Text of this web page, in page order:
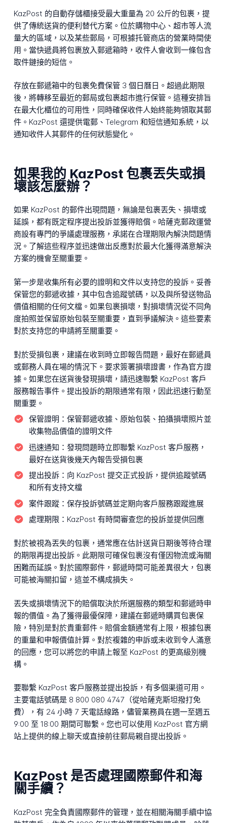
KazPost 的自動存儲櫃接受最大重量為 20 公斤的包裹，提
供了傳統送貨的便利替代方案。位於購物中心、超市等人流
量大的區域，以及某些郵局，可根據托管商店的營業時間使
用。當快遞員將包裹放入郵遞箱時，收件人會收到一條包含
取件鏈接的短信。
存放在郵遞箱中的包裹免費保管 3 個日曆日。超過此期限
後，將轉移至最近的郵局或包裹超市進行保管。這種安排旨
在最大化櫃位的可用性，同時確保收件人始終能夠領取其郵
件。KazPost 還提供電郵、Telegram 和短信通知系統，以
通知收件人其郵件的任何狀態變化。
如果我的 KazPost 包裹丟失或損
壞該怎麼辦？
如果 KazPost 的郵件出現問題，無論是包裹丟失、損壞或
延誤，都有既定程序提出投訴並獲得賠償。哈薩克郵政運營
商設有專門的爭議處理服務，承諾在合理期限內解決問題情
況。了解這些程序並迅速做出反應對於最大化獲得滿意解決
方案的機會至關重要。
第一步是收集所有必要的證明和文件以支持您的投訴。妥善
保管您的郵遞收據，其中包含追蹤號碼，以及與所發送物品
價值相關的任何文檔。如果包裹損壞，對損壞情況從不同角
度拍照並保留原始包裝至關重要，直到爭議解決。這些要素
對於支持您的申請將至關重要。
對於受損包裹，建議在收到時立即報告問題，最好在郵遞員
或郵務人員在場的情況下。要求簽署損壞證書，作為官方證
據。如果您在送貨後發現損壞，請迅速聯繫 KazPost 客戶
服務報告事件。提出投訴的期限通常有限，因此迅速行動至
關重要。
保管證明： 保管郵遞收據、原始包裝、拍攝損壞照片並
收集物品價值的證明文件
迅速通知： 發現問題時立即聯繫 KazPost 客戶服務，
最好在送貨後幾天內報告受損包裹
提出投訴： 向 KazPost 提交正式投訴，提供追蹤號碼
和所有支持文檔
案件跟蹤： 保存投訴號碼並定期向客戶服務跟蹤進展
處理期限： KazPost 有時間審查您的投訴並提供回應
對於被視為丟失的包裹，通常應在估計送貨日期後等待合理
的期限再提出投訴。此期限可確保包裹沒有僅因物流或海關
困難而延誤。對於國際郵件，郵遞時間可能差異很大，包裹
可能被海關扣留，這並不構成損失。
丟失或損壞情況下的賠償取決於所選服務的類型和郵遞時申
報的價值。為了獲得最優保障，建議在郵遞時購買包裹保
險，特別是對於貴重郵件。賠償金額通常有上限，根據包裹
的重量和申報價值計算。對於複雜的申訴或未收到令人滿意
的回應，您可以將您的申請上報至 KazPost 的更高級別機
構。
要聯繫 KazPost 客戶服務並提出投訴，有多個渠道可用。
主要電話號碼是 8 800 080 4747（從哈薩克斯坦撥打免
費），有 24 小時 7 天電話線路，儘管業務員在週一至週五
9:00 至 18:00 期間可聯繫。您也可以使用 KazPost 官方網
站上提供的線上聊天或直接前往郵局親自提出投訴。
KazPost 是否處理國際郵件和海
關手續？
KazPost 完全負責國際郵件的管理，並在相關海關手續中協